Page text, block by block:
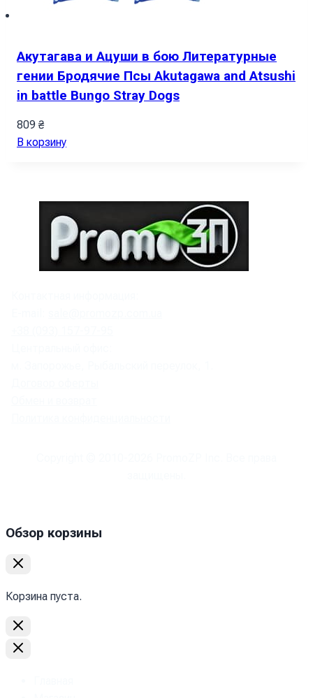
Акутагава и Ацуши в бою Литературные
гении Бродячие Псы Akutagawa and Atsushi
in battle Bungo Stray Dogs
809 ₴
В корзину
Обзор корзины
Корзина пуста.